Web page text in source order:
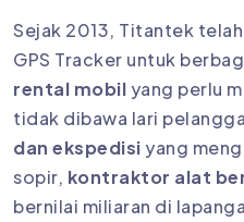
Sejak 2013, Titantek
GPS Tracker untuk
rental mobil yang perlu
tidak dibawa lari
dan ekspedisi yang
sopir, kontraktor alat
bernilai miliaran di